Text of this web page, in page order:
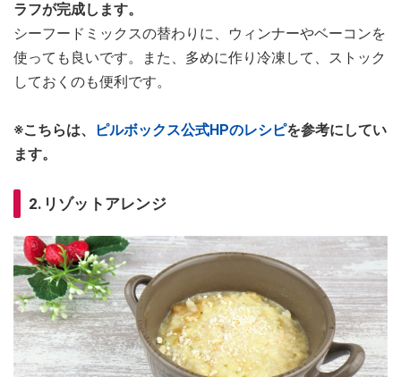
ラフが完成します。
シーフードミックスの替わりに、ウィンナーやベーコンを
使っても良いです。また、多めに作り冷凍して、ストック
しておくのも便利です。
※こちらは、 ピルボックス公式HPのレシピを参考にしてい
ます。
2.リゾットアレンジ